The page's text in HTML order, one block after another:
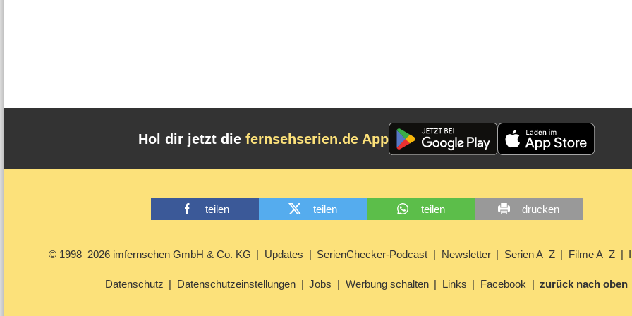
Hol dir jetzt die fernsehserien.de App
teilen teilen teilen drucken
© 1998–2026 imfernsehen GmbH & Co. KG Updates SerienChecker-Podcast Newsletter Serien A–Z Filme A–Z
Datenschutz Datenschutzeinstellungen Jobs Werbung schalten Links Facebook zurück nach oben